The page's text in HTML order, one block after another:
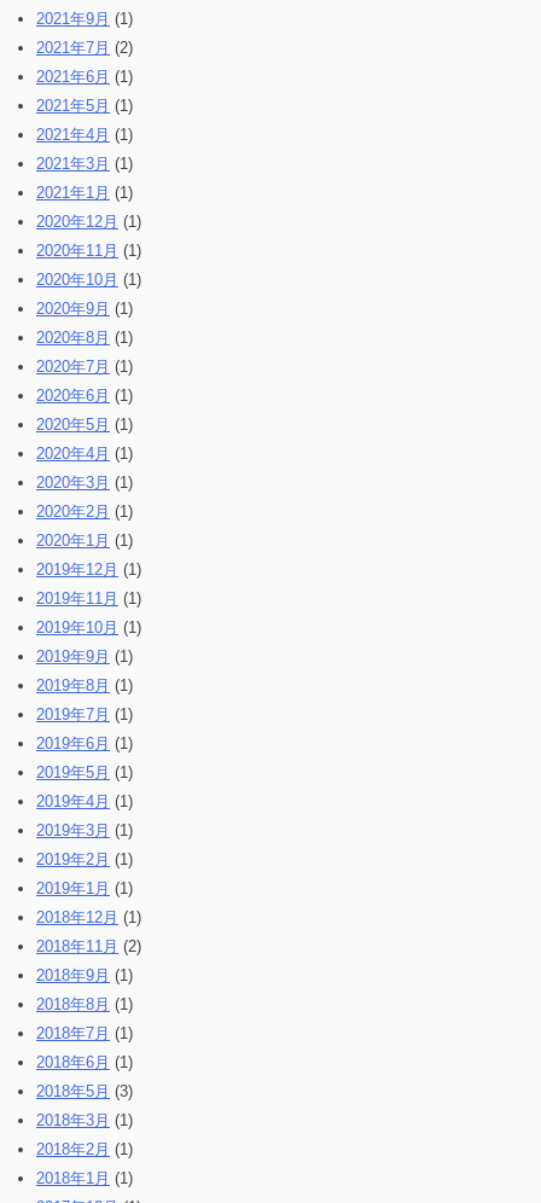
2021年9月 (1)
2021年7月 (2)
2021年6月 (1)
2021年5月 (1)
2021年4月 (1)
2021年3月 (1)
2021年1月 (1)
2020年12月 (1)
2020年11月 (1)
2020年10月 (1)
2020年9月 (1)
2020年8月 (1)
2020年7月 (1)
2020年6月 (1)
2020年5月 (1)
2020年4月 (1)
2020年3月 (1)
2020年2月 (1)
2020年1月 (1)
2019年12月 (1)
2019年11月 (1)
2019年10月 (1)
2019年9月 (1)
2019年8月 (1)
2019年7月 (1)
2019年6月 (1)
2019年5月 (1)
2019年4月 (1)
2019年3月 (1)
2019年2月 (1)
2019年1月 (1)
2018年12月 (1)
2018年11月 (2)
2018年9月 (1)
2018年8月 (1)
2018年7月 (1)
2018年6月 (1)
2018年5月 (3)
2018年3月 (1)
2018年2月 (1)
2018年1月 (1)